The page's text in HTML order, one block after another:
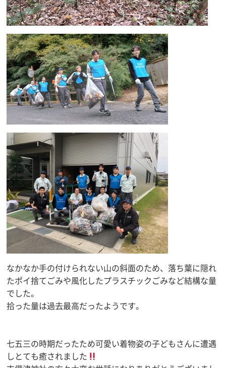
なかなか手の付けられない山の斜面のため、落ち葉に隠れ
たポイ捨てごみや風化したプラスチックごみなど結構な量
でした。
拾った量は過去最高だったようです。
七五三の時期だったため可愛い着物姿の子どもさんに遭遇
しとても癒されました